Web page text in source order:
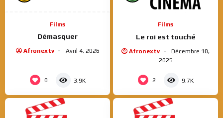
Films
Démasquer
Afronextv Avril 4, 2026
0 3.9K
Films
Le roi est touché
Afronextv
Décembre 10,
2025
2 9.7K